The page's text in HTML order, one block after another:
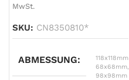
MwSt.
SKU: CN8350810*
ABMESSUNG 118x118mm
68x68mm
98x98mm